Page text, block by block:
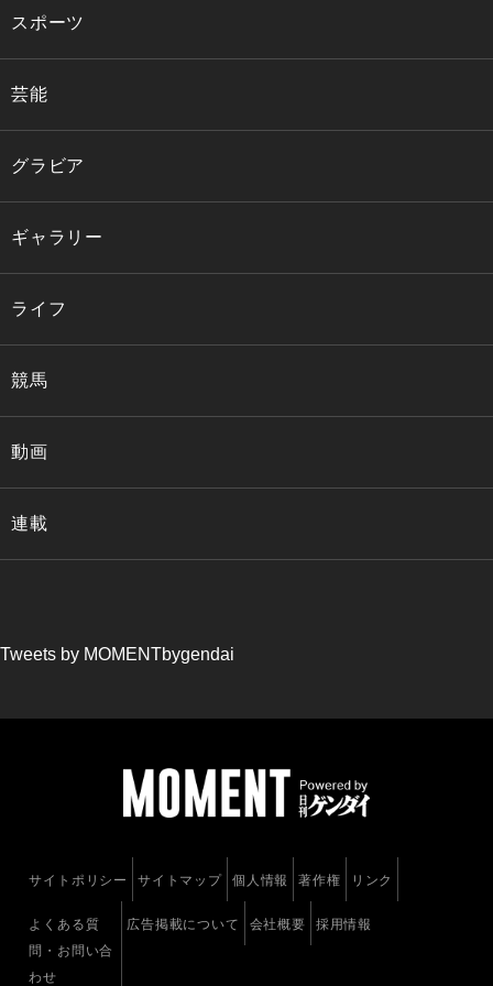
スポーツ
芸能
グラビア
ギャラリー
ライフ
競馬
動画
連載
Tweets by MOMENTbygendai
サイトポリシー サイトマップ 個人情報 著作権 リンク
よくある質
問・お問い合
わせ
広告掲載について 会社概要 採用情報